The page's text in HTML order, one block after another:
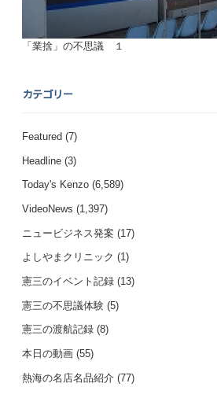
「業捨」の不思議 １
カテゴリー
Featured (7)
Headline (3)
Today's Kenzo (6,589)
VideoNews (1,397)
ニュービジネス発案 (17)
よしやまクリニック (1)
憲三のイベント記録 (13)
憲三の不思議体験 (5)
憲三の渡航記録 (8)
本日の動画 (55)
熱海の名店名品紹介 (77)